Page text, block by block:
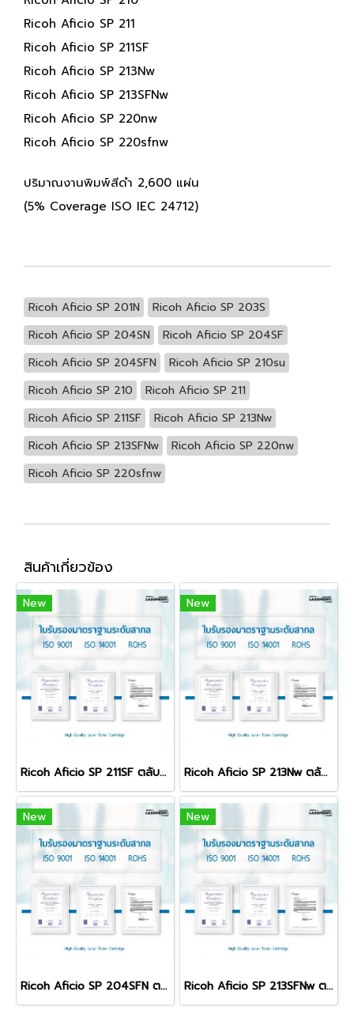
Ricoh Aficio SP 211
Ricoh Aficio SP 211SF
Ricoh Aficio SP 213Nw
Ricoh Aficio SP 213SFNw
Ricoh Aficio SP 220nw
Ricoh Aficio SP 220sfnw
ปริมาณงานพิมพ์สีดำ 2,600 แผ่น
(5% Coverage ISO IEC 24712)
Ricoh Aficio SP 201N
Ricoh Aficio SP 203S
Ricoh Aficio SP 204SN
Ricoh Aficio SP 204SF
Ricoh Aficio SP 204SFN
Ricoh Aficio SP 210su
Ricoh Aficio SP 210
Ricoh Aficio SP 211
Ricoh Aficio SP 211SF
Ricoh Aficio SP 213Nw
Ricoh Aficio SP 213SFNw
Ricoh Aficio SP 220nw
Ricoh Aficio SP 220sfnw
สินค้าเกี่ยวข้อง
New
Ricoh Aficio SP 211SF ตลับหมึก คุณภาพดี พิมพ์คมชัด ใช้ได้จริง!
New
Ricoh Aficio SP 213Nw ตลับหมึก คุณภาพดี พิมพ์คมชัด ใช้ได้จริง!
New
Ricoh Aficio SP 204SFN ตลับหมึก คุณภาพดี พิมพ์คมชัด ใช้ได้จริง!
New
Ricoh Aficio SP 213SFNw ตลับหมึก คุณภาพดี พิมพ์คมชัด ใช้ได้จริง!